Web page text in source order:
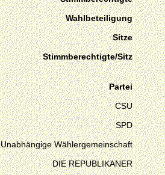
Wahlbeteiligung
Sitze
Stimmberechtigte/Sitz
Partei
CSU
SPD
Unabhängige Wählergemeinschaft
DIE REPUBLIKANER